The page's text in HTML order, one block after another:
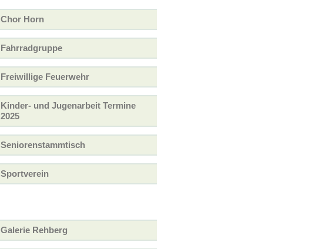
Chor Horn
Fahrradgruppe
Freiwillige Feuerwehr
Kinder- und Jugenarbeit Termine
2025
Seniorenstammtisch
Sportverein
Galerie Rehberg